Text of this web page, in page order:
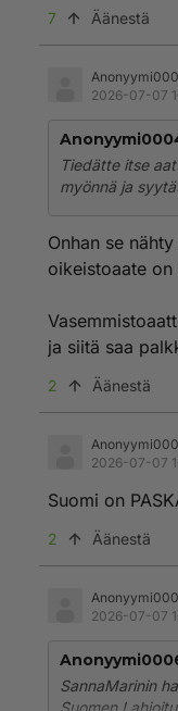
7 Äänestä
2026-07-07
Tiedätte itse
myönnä ja
Onhan se
oikeistoaate
ja siitä saa
2 Äänestä
2026-07-07
Suomi on
2 Äänestä
2026-07-07
SannaMarinin
Suomen